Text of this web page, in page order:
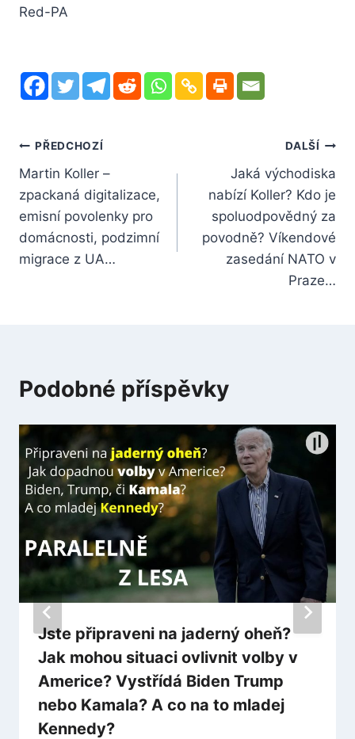
Red-PA
Navigace
pro
příspěvek
PŘEDCHOZÍ
Martin Koller –
zpackaná digitalizace,
emisní povolenky pro
domácnosti, podzimní
migrace z UA…
DALŠÍ
Jaká východiska
nabízí Koller? Kdo je
spoluodpovědný za
povodně? Víkendové
zasedání NATO v
Praze…
Podobné příspěvky
Jste připraveni na jaderný oheň?
Jak mohou situaci ovlivnit volby v
Americe? Vystřídá Biden Trump
nebo Kamala? A co na to mladej
Kennedy?